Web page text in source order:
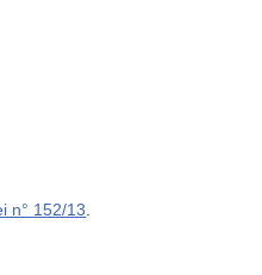
n° 152/13